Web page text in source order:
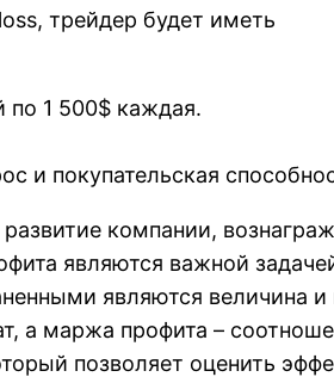
трейдер будет иметь
1 500$ каждая.
и покупательская
компании,
являются важной
являются величина
а маржа профита –
позволяет оценить